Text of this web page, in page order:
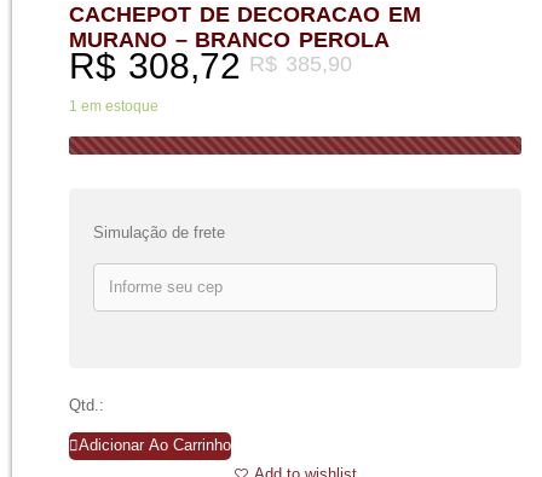
CACHEPOT DE DECORACAO EM
MURANO – BRANCO PEROLA
R$385,90
R$308,72
1 em estoque
Simulação de frete
Qtd.:
Adicionar Ao Carrinho